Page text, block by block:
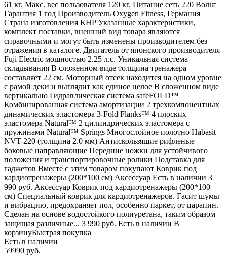
61 кг. Макс. вес пользователя 120 кг. Питание сеть 220 Вольт
Гарантия 1 год Производитель Oxygen Fitness, Германия
Страна изготовления КНР Указанные характеристики,
комплект поставки, внешний вид товара являются
справочными и могут быть изменены производителем без
отражения в каталоге. Двигатель от японского производителя
Fuji Electric мощностью 2.25 л.с. Уникальная система
складывания В сложенном виде толщина тренажера
составляет 22 см. Моторный отсек находится на одном уровне
с рамой деки и выглядит как единое целое В сложенном виде
вертикально Гидравлическая система safeFOLD™
Комбинированная система амортизации 2 трехкомпонентных
динамических эластомера 3-Fold Flanks™ 4 плоских
эластомера Natural™ 2 цилиндрических эластомера с
пружинами Natural™ Springs Многослойное полотно Habasit
NVT-220 (толщина 2.0 мм) Антискользящие рифленые
боковые направляющие Передние ножки для устойчивого
положения и транспортировочные ролики Подставка для
гаджетов Вместе с этим товаром покупают Коврик под
кардиотренажеры (200*100 см) Аксессуар Есть в наличии 3
990 руб. Аксессуар Коврик под кардиотренажеры (200*100
см) Специальный коврик для кардиотренажеров. Гасит шумы
и вибрацию, предохраняет пол, особенно паркет, от царапин.
Сделан на основе водостойкого полиуретана, таким образом
защищая различные... 3 990 руб. Есть в наличии В
корзинуБыстрая покупка
Есть в наличии
59990 руб.